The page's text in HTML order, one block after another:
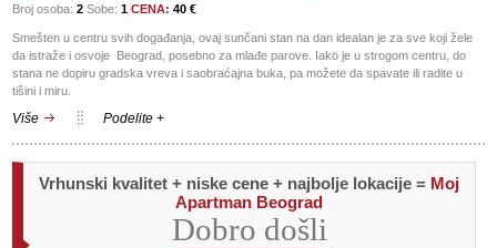
Broj osoba:2 Sobe:1 CENA:40 €
Smešten u centru svih događanja, ovaj sunčani stan na dan idealan je za sve koji žele
da istraže i osvoje Beograd, posebno za mlađe parove. Iako je u strogom centru, do
stana ne dopiru gradska vreva i saobraćajna buka, pa možete da spavate ili radite u
tišini i miru.
Više Podelite +
Vrhunski kvalitet + niske cene + najbolje lokacije = Moj
Apartman Beograd
Dobro došli